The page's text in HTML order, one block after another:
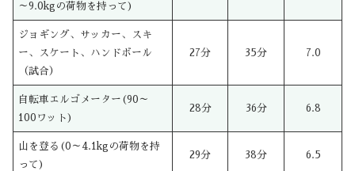
～9.0kgの荷物を持って)
ジョギング、サッカー、スキ
ー、スケート、ハンドボール
（試合）
27分 35分 7.0
自転車エルゴメーター(90～
100ワット)
28分 36分 6.8
山を登る(0～4.1kgの荷物を持
って)
29分 38分 6.5